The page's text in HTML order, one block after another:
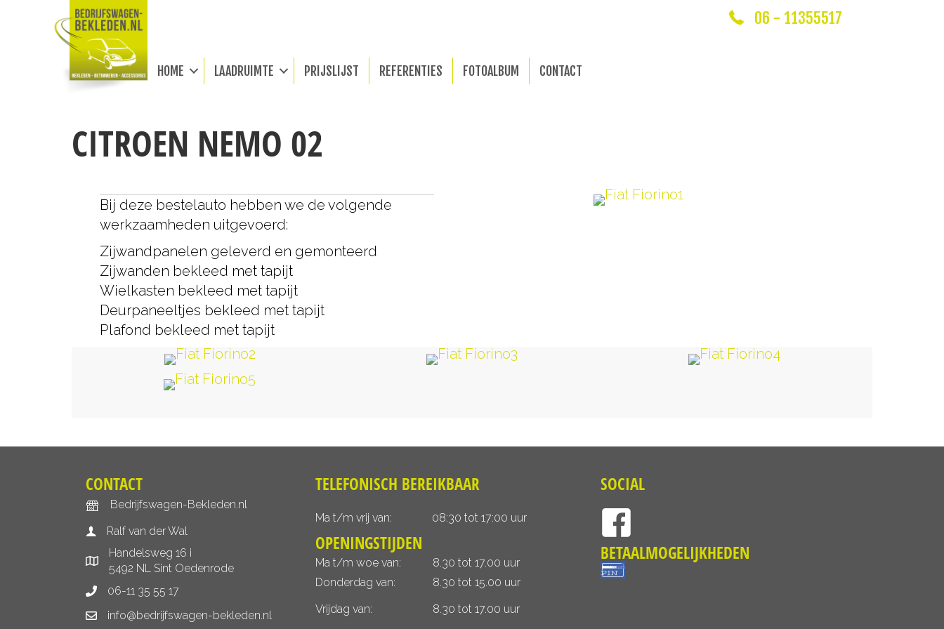
06 - 11355517
HOME LAADRUIMTE PRIJSLIJST REFERENTIES FOTOALBUM CONTACT
CITROEN NEMO 02
Bij deze bestelauto hebben we de volgende
werkzaamheden uitgevoerd:
Zijwandpanelen geleverd en gemonteerd
Zijwanden bekleed met tapijt
Wielkasten bekleed met tapijt
Deurpaneeltjes bekleed met tapijt
Plafond bekleed met tapijt
CONTACT
Bedrijfswagen-Bekleden.nl
Ralf van der Wal
Handelsweg 16 i
5492 NL Sint Oedenrode
06-11 35 55 17
info@bedrijfswagen-bekleden.nl
TELEFONISCH BEREIKBAAR
Ma t/m vrij van: 08:30 tot 17:00 uur
OPENINGSTIJDEN
Ma t/m woe van:
Donderdag van:
Vrijdag van:
8.30 tot 17.00 uur
8.30 tot 15.00 uur
8.30 tot 17.00 uur
SOCIAL
BETAALMOGELIJKHEDEN